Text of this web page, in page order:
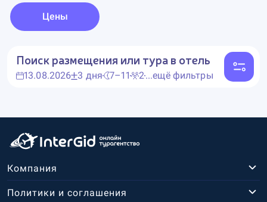
Цены
Поиск размещения или тура в отель
13.08.2026 3 дня 7–11 2...ещё фильтры
Компания
Политики и соглашения